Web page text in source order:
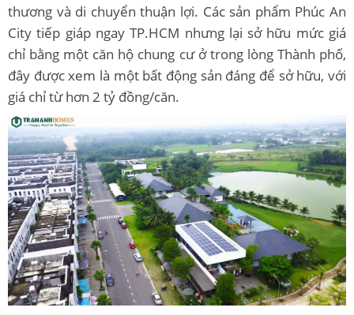
thương và di chuyển thuận lợi. Các sản phẩm Phúc An
City tiếp giáp ngay TP.HCM nhưng lại sở hữu mức giá
chỉ bằng một căn hộ chung cư ở trong lòng Thành phố,
đây được xem là một bất động sản đáng để sở hữu, với
giá chỉ từ hơn 2 tỷ đồng/căn.